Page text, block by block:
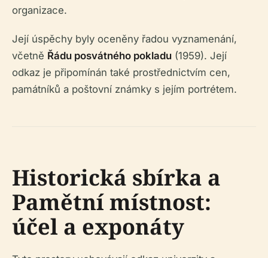
organizace.
Její úspěchy byly oceněny řadou vyznamenání,
včetně Řádu posvátného pokladu (1959). Její
odkaz je připomínán také prostřednictvím cen,
památníků a poštovní známky s jejím portrétem.
Historická sbírka a
Pamětní místnost:
účel a exponáty